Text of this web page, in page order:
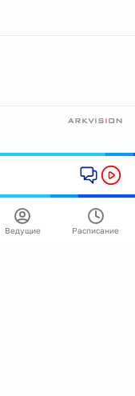
Ведущие Расписание